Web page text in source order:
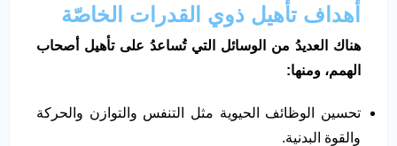
أهداف تأهيل ذوي القدرات الخاصّة
هناك العديدُ من الوسائل التي تُساعدُ على تأهيل أصحاب
الهمم، ومنها:
تحسين الوظائف الحيوية مثل التنفس والتوازن والحركة
والقوة البدنية.